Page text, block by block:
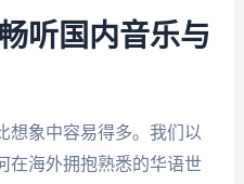
听国内音乐与
想象中容易得多。我们以
在海外拥抱熟悉的华语世